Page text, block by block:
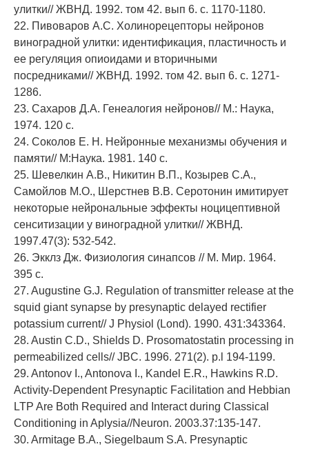
улитки// ЖВНД. 1992. том 42. вып 6. с. 1170-1180.
22. Пивоваров А.С. Холинорецепторы нейронов
виноградной улитки: идентификация, пластичность и
ее регуляция опиоидами и вторичными
посредниками// ЖВНД. 1992. том 42. вып 6. с. 1271-
1286.
23. Сахаров Д.А. Генеалогия нейронов// М.: Наука,
1974. 120 с.
24. Соколов Е. Н. Нейронные механизмы обучения и
памяти// М:Наука. 1981. 140 с.
25. Шевелкин А.В., Никитин В.П., Козырев С.А.,
Самойлов М.О., Шерстнев В.В. Серотонин имитирует
некоторые нейрональные эффекты ноцицептивной
сенситизации у виноградной улитки// ЖВНД.
1997.47(3): 532-542.
26. Экклз Дж. Физиология синапсов // М. Мир. 1964.
395 с.
27. Augustine G.J. Regulation of transmitter release at the
squid giant synapse by presynaptic delayed rectifier
potassium current// J Physiol (Lond). 1990. 431:343364.
28. Austin C.D., Shields D. Prosomatostatin processing in
permeabilized cells// JBC. 1996. 271(2). p.l 194-1199.
29. Antonov I., Antonova I., Kandel E.R., Hawkins R.D.
Activity-Dependent Presynaptic Facilitation and Hebbian
LTP Are Both Required and Interact during Classical
Conditioning in Aplysia//Neuron. 2003.37:135-147.
30. Armitage B.A., Siegelbaum S.A. Presynaptic